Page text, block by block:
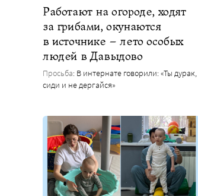
Работают на огороде, ходят
за грибами, окунаются
в источнике – лето особых
людей в Давыдово
Просьба: В интернате говорили: «Ты дурак,
сиди и не дергайся»